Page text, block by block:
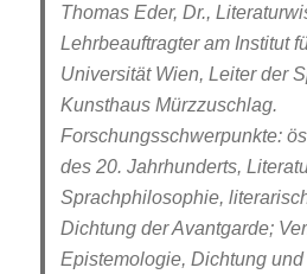
Thomas Eder, Dr.,
Lehrbeauftragter am Institut
Universität Wien, Leiter der
Kunsthaus Mürzzuschlag.
Forschungsschwerpunkte:
des 20. Jahrhunderts,
Sprachphilosophie,
Dichtung der Avantgarde;
Epistemologie, Dichtung